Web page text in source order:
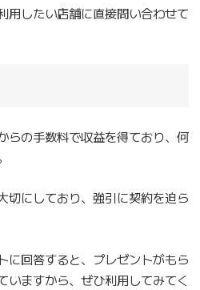
用したい店舗に直接問い合わせて
らの手数料で収益を得ており、何
切にしており、強引に契約を迫ら
に回答すると、プレゼントがもら
いますから、ぜひ利用してみてく